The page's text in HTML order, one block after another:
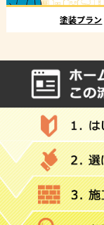
塗装プラン